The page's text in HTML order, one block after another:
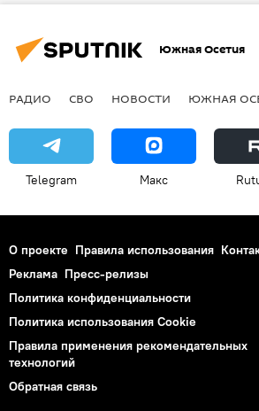
Южная Осетия
РАДИО СВО НОВОСТИ ЮЖНАЯ
Telegram Макс
О проекте Правила использования
Реклама Пресс-релизы
Политика конфиденциальности
Политика использования Cookie
Правила применения рекомендательных
технологий
Обратная связь